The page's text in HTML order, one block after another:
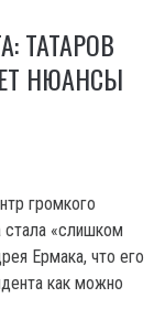
ТАТАРОВ
НЮАНСЫ
громкого
стала «слишком
Ермака, что его
как можно